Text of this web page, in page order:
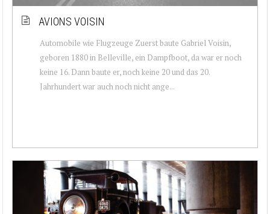
AVIONS VOISIN
Automobile wie Flugzeuge Zuerst baute Gabriel Voisin,
geboren 1880 in Belleville, ein Dampfboot, da war er noch
keine 16. Dann baute er, noch keine 20 und das 20.
Jahrhundert war auch noch nicht ange...